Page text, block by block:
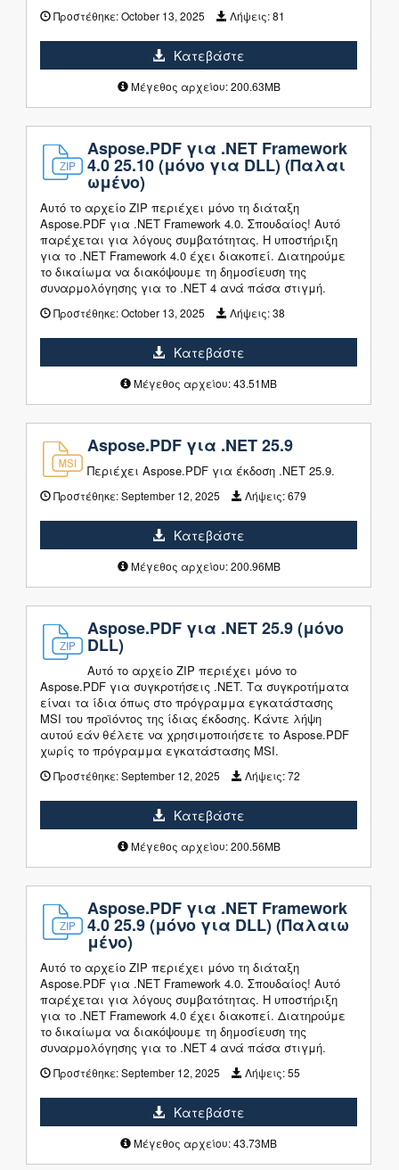
Προστέθηκε:October 13, 2025 Λήψεις:81
Κατεβάστε
Μέγεθος αρχείου: 200.63MB
Aspose.PDF για .NET Framework
4.0 25.10 (μόνο για DLL) (Παλαι
ωμένο)
Αυτό το αρχείο ZIP περιέχει μόνο τη διάταξη
Aspose.PDF για .NET Framework 4.0. Σπουδαίος! Αυτό
παρέχεται για λόγους συμβατότητας. Η υποστήριξη
για το .NET Framework 4.0 έχει διακοπεί. Διατηρούμε
το δικαίωμα να διακόψουμε τη δημοσίευση της
συναρμολόγησης για το .NET 4 ανά πάσα στιγμή.
Προστέθηκε:October 13, 2025 Λήψεις:38
Κατεβάστε
Μέγεθος αρχείου: 43.51MB
Aspose.PDF για .NET 25.9
Περιέχει Aspose.PDF για έκδοση .NET 25.9.
Προστέθηκε:September 12, 2025 Λήψεις:679
Κατεβάστε
Μέγεθος αρχείου: 200.96MB
Aspose.PDF για .NET 25.9 (μόνο
DLL)
Αυτό το αρχείο ZIP περιέχει μόνο το
Aspose.PDF για συγκροτήσεις .NET. Τα συγκροτήματα
είναι τα ίδια όπως στο πρόγραμμα εγκατάστασης
MSI του προϊόντος της ίδιας έκδοσης. Κάντε λήψη
αυτού εάν θέλετε να χρησιμοποιήσετε το Aspose.PDF
χωρίς το πρόγραμμα εγκατάστασης MSI.
Προστέθηκε:September 12, 2025 Λήψεις:72
Κατεβάστε
Μέγεθος αρχείου: 200.56MB
Aspose.PDF για .NET Framework
4.0 25.9 (μόνο για DLL) (Παλαιω
μένο)
Αυτό το αρχείο ZIP περιέχει μόνο τη διάταξη
Aspose.PDF για .NET Framework 4.0. Σπουδαίος! Αυτό
παρέχεται για λόγους συμβατότητας. Η υποστήριξη
για το .NET Framework 4.0 έχει διακοπεί. Διατηρούμε
το δικαίωμα να διακόψουμε τη δημοσίευση της
συναρμολόγησης για το .NET 4 ανά πάσα στιγμή.
Προστέθηκε:September 12, 2025 Λήψεις:55
Κατεβάστε
Μέγεθος αρχείου: 43.73MB